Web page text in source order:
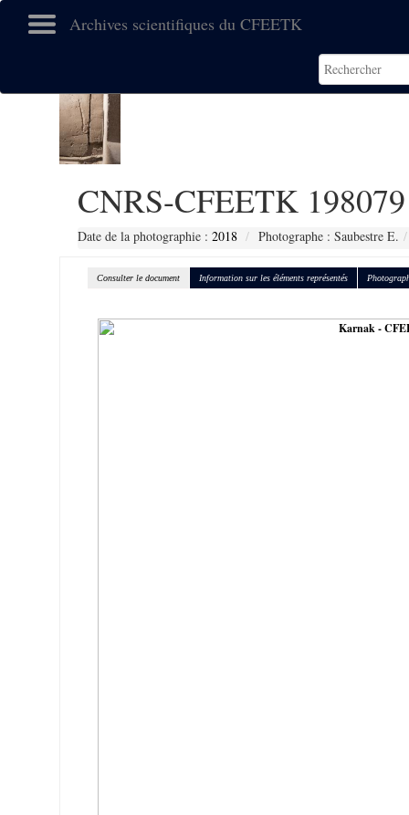
Archives scientifiques du CFEETK
CNRS-CFEETK 198079
Date de la photographie : 2018 Photographe : Saubestre E.
Consulter le document Information sur les éléments représentés